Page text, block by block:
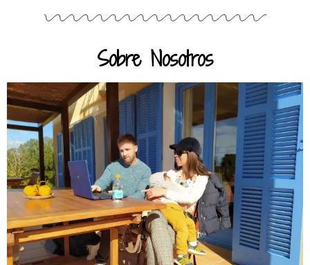
Sobre Nosotros